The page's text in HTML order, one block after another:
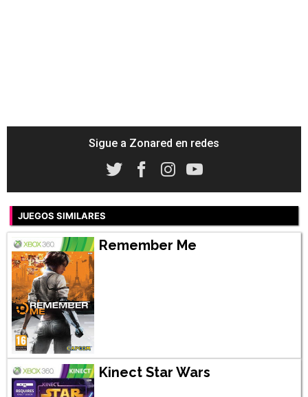
Sigue a Zonared en redes
JUEGOS SIMILARES
Remember Me
Kinect Star Wars